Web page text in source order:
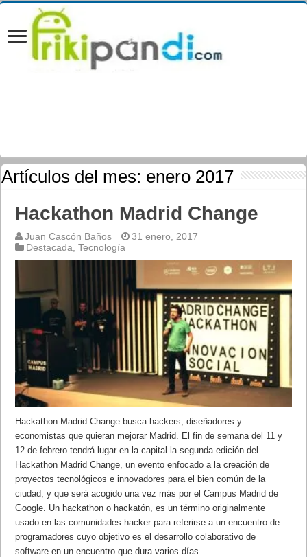
Artículos del mes: enero 2017
Hackathon Madrid Change
Juan Cascón Baños
31 enero, 2017
Destacada ,Tecnología
Hackathon Madrid Change busca hackers, diseñadores y
economistas que quieran mejorar Madrid. El fin de semana del 11 y
12 de febrero tendrá lugar en la capital la segunda edición del
Hackathon Madrid Change, un evento enfocado a la creación de
proyectos tecnológicos e innovadores para el bien común de la
ciudad, y que será acogido una vez más por el Campus Madrid de
Google. Un hackathon o hackatón, es un término originalmente
usado en las comunidades hacker para referirse a un encuentro de
programadores cuyo objetivo es el desarrollo colaborativo de
software en un encuentro que dura varios días. …